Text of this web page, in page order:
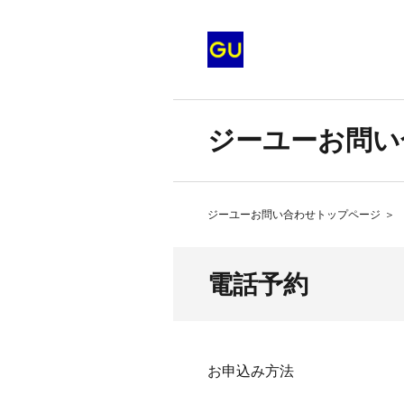
ジーユーお問
ジーユーお問い合わせトップページ ＞
電話予約
お申込み方法